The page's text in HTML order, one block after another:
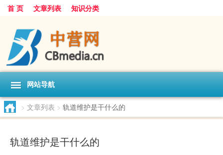
首 页 文章列表 知识分类
网站导航
> 文章列表 > 轨道维护是干什么的
轨道维护是干什么的